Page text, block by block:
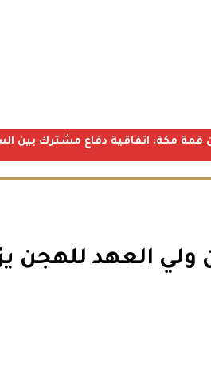
قمة مكة: اتفاقية دفاع مشترك بين
ولي العهد للهجن